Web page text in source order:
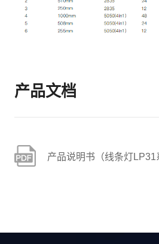
产品文档
产品说明书（线条灯LP31